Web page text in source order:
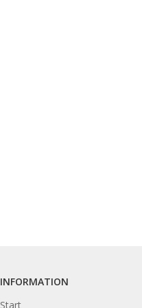
INFORMATION
Start